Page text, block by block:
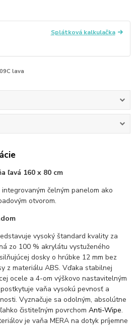
Splátková kalkulačka
lava
ľavá 160 x 80 cm
čelným panelom ako
otvorom.
vysoký štandard kvality za
zo 100 % akrylátu vystuženého
dosky o hrúbke 12 mm bez
z materiálu ABS. Vďaka stabilnej
ocele a 4-om výškovo nastavitelným
vaňa vysokú pevnosť a
Vyznačuje sa odolným, absolútne
čistiteľným povrchomAnti-Wipe.
je vaňa MERA na dotyk príjemne